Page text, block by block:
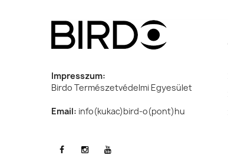
Impresszum:
Birdo Természetvédelmi Egyesület
Email: info(kukac)bird-o(pont)hu